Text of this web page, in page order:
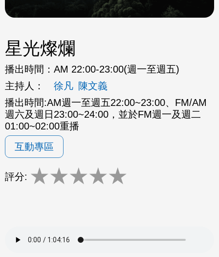
星光燦爛
播出時間： AM 22:00-23:00(週一至週五)
主持人：
徐凡 陳文義
播出時間:AM週一至週五22:00~23:00、FM/AM
週六及週日23:00~24:00，並於FM週一及週二
01:00~02:00重播
互動專區
評分: ★★★★★